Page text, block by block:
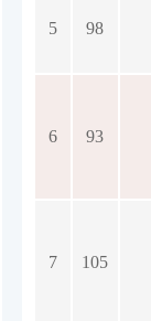
5 98
6 93
7 105